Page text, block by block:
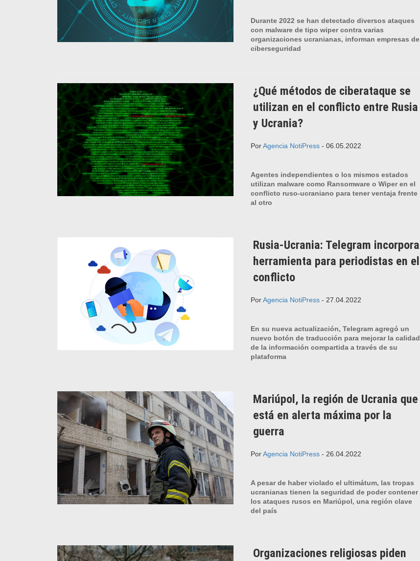
Durante 2022 se han detectado diversos ataques
con malware de tipo wiper contra varias
organizaciones ucranianas, informan empresas de
ciberseguridad
¿Qué métodos de ciberataque se
utilizan en el conflicto entre Rusia
y Ucrania?
PorAgencia NotiPress - 06.05.2022
Agentes independientes o los mismos estados
utilizan malware como Ransomware o Wiper en el
conflicto ruso-ucraniano para tener ventaja frente
al otro
Rusia-Ucrania: Telegram incorpora
herramienta para periodistas en el
conflicto
PorAgencia NotiPress - 27.04.2022
En su nueva actualización, Telegram agregó un
nuevo botón de traducción para mejorar la calidad
de la información compartida a través de su
plataforma
Mariúpol, la región de Ucrania que
está en alerta máxima por la
guerra
PorAgencia NotiPress - 26.04.2022
A pesar de haber violado el ultimátum, las tropas
ucranianas tienen la seguridad de poder contener
los ataques rusos en Mariúpol, una región clave
del país
Organizaciones religiosas piden